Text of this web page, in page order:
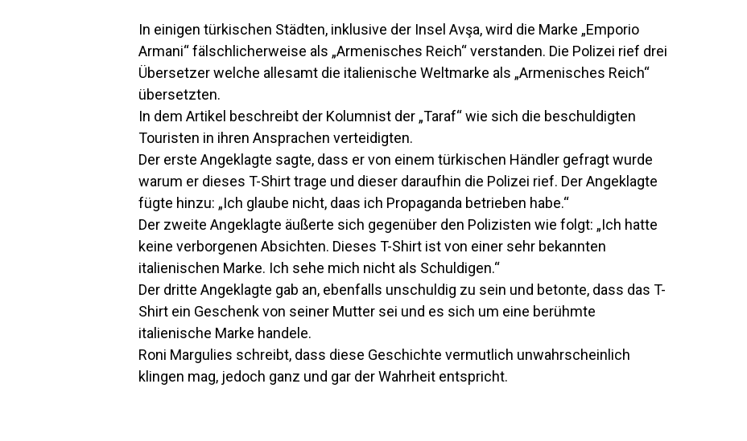
In einigen türkischen Städten, inklusive der Insel Avşa, wird die Marke „Emporio
Armani“ fälschlicherweise als „Armenisches Reich“ verstanden. Die Polizei rief drei
Übersetzer welche allesamt die italienische Weltmarke als „Armenisches Reich“
übersetzten.
In dem Artikel beschreibt der Kolumnist der „Taraf“ wie sich die beschuldigten
Touristen in ihren Ansprachen verteidigten.
Der erste Angeklagte sagte, dass er von einem türkischen Händler gefragt wurde
warum er dieses T-Shirt trage und dieser daraufhin die Polizei rief. Der Angeklagte
fügte hinzu: „Ich glaube nicht, daas ich Propaganda betrieben habe.“
Der zweite Angeklagte äußerte sich gegenüber den Polizisten wie folgt: „Ich hatte
keine verborgenen Absichten. Dieses T-Shirt ist von einer sehr bekannten
italienischen Marke. Ich sehe mich nicht als Schuldigen.“
Der dritte Angeklagte gab an, ebenfalls unschuldig zu sein und betonte, dass das T-
Shirt ein Geschenk von seiner Mutter sei und es sich um eine berühmte
italienische Marke handele.
Roni Margulies schreibt, dass diese Geschichte vermutlich unwahrscheinlich
klingen mag, jedoch ganz und gar der Wahrheit entspricht.